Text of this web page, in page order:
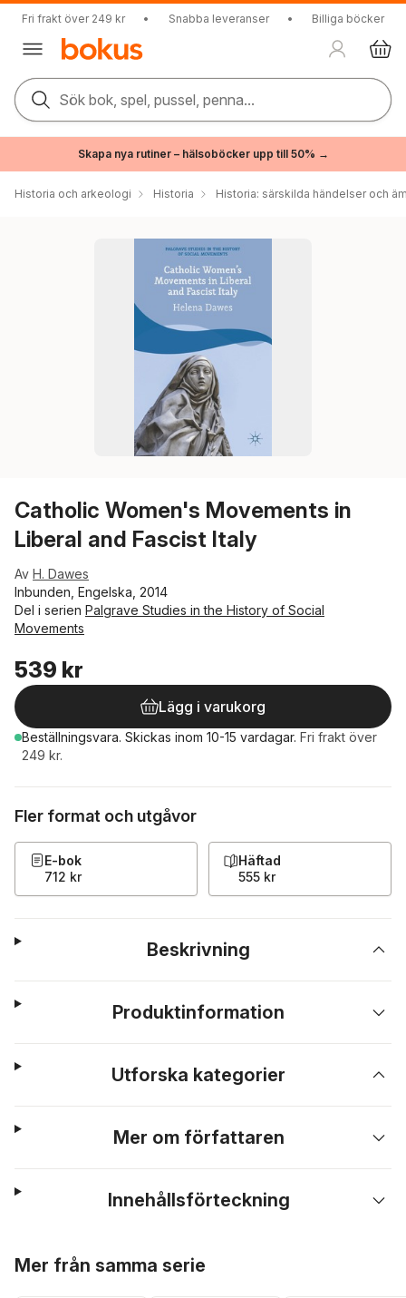
Fri frakt över 249 kr • Snabba leveranser • Billiga böcker
Sök bok, spel, pussel, penna...
Skapa nya rutiner – hälsoböcker upp till 50% →
Historia och arkeologi Historia Historia: särskilda händelser och
Catholic Women's Movements in
Liberal and Fascist Italy
Av H. Dawes
Inbunden, Engelska, 2014
Del i serien Palgrave Studies in the History of Social
Movements
539 kr
Lägg i varukorg
Beställningsvara. Skickas inom 10-15 vardagar. Fri frakt över
249 kr.
Fler format och utgåvor
E-bok
712 kr
Häftad
555 kr
Beskrivning
Produktinformation
Utforska kategorier
Mer om författaren
Innehållsförteckning
Mer från samma serie